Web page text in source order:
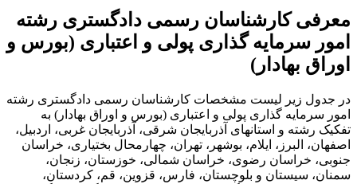
معرفی کارشناسان رسمی دادگستری رشته
امور سرمایه گذاری پولی و اعتباری (بورس و
اوراق بهادار)
در جدول زیر لیست مشخصات کارشناسان رسمی دادگستری رشته
امور سرمایه گذاری پولی و اعتباری (بورس و اوراق بهادار) به
تفکیک رشته و استانهای آذربایجان شرقی، آذربایجان غربی، اردبیل،
اصفهان، البرز، ایلام، بوشهر، تهران، چهارمحال بختیاری، خراسان
جنوبی، خراسان رضوی، خراسان شمالی، خوزستان، زنجان،
سمنان، سیستان و بلوچستان، فارس، قزوین، قم، کردستان،